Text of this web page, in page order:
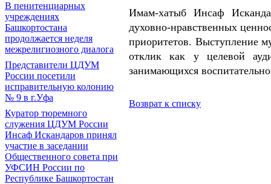
В пенитенциарных
учреждениях
Башкортостана
продолжается неделя
межрелигиозного диалога
Представители ЦДУМ
России посетили
исправительную колонию
№ 9 в г.Уфа
Куратор тюремного
служения ЦДУМ России
Инсаф Искандаров принял
участие в заседании
Общественного совета при
УФСИН России по
Республике Башкортостан
Имам-хатыб Инсаф
духовно-нравственных
приоритетов. Выступление
отклик как у целевой
занимающихся
Возврат к списку